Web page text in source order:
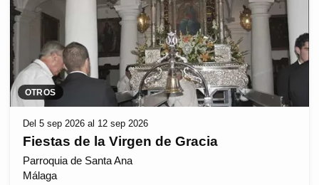
OTROS
Del 5 sep 2026 al 12 sep 2026
Fiestas de la Virgen de Gracia
Parroquia de Santa Ana
Málaga